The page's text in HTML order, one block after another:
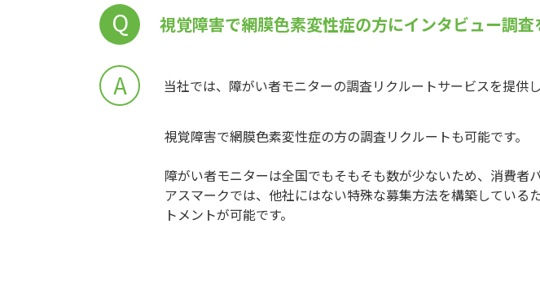
Q 視覚障害で網膜色素変性症の方にインタビュー調
A 当社では、障がい者モニターの調査リクルートサービスを提供し
視覚障害で網膜色素変性症の方の調査リクルートも可能です。
障がい者モニターは全国でもそもそも数が少ないため、消費者
アスマークでは、他社にはない特殊な募集方法を構築してい
トメントが可能です。